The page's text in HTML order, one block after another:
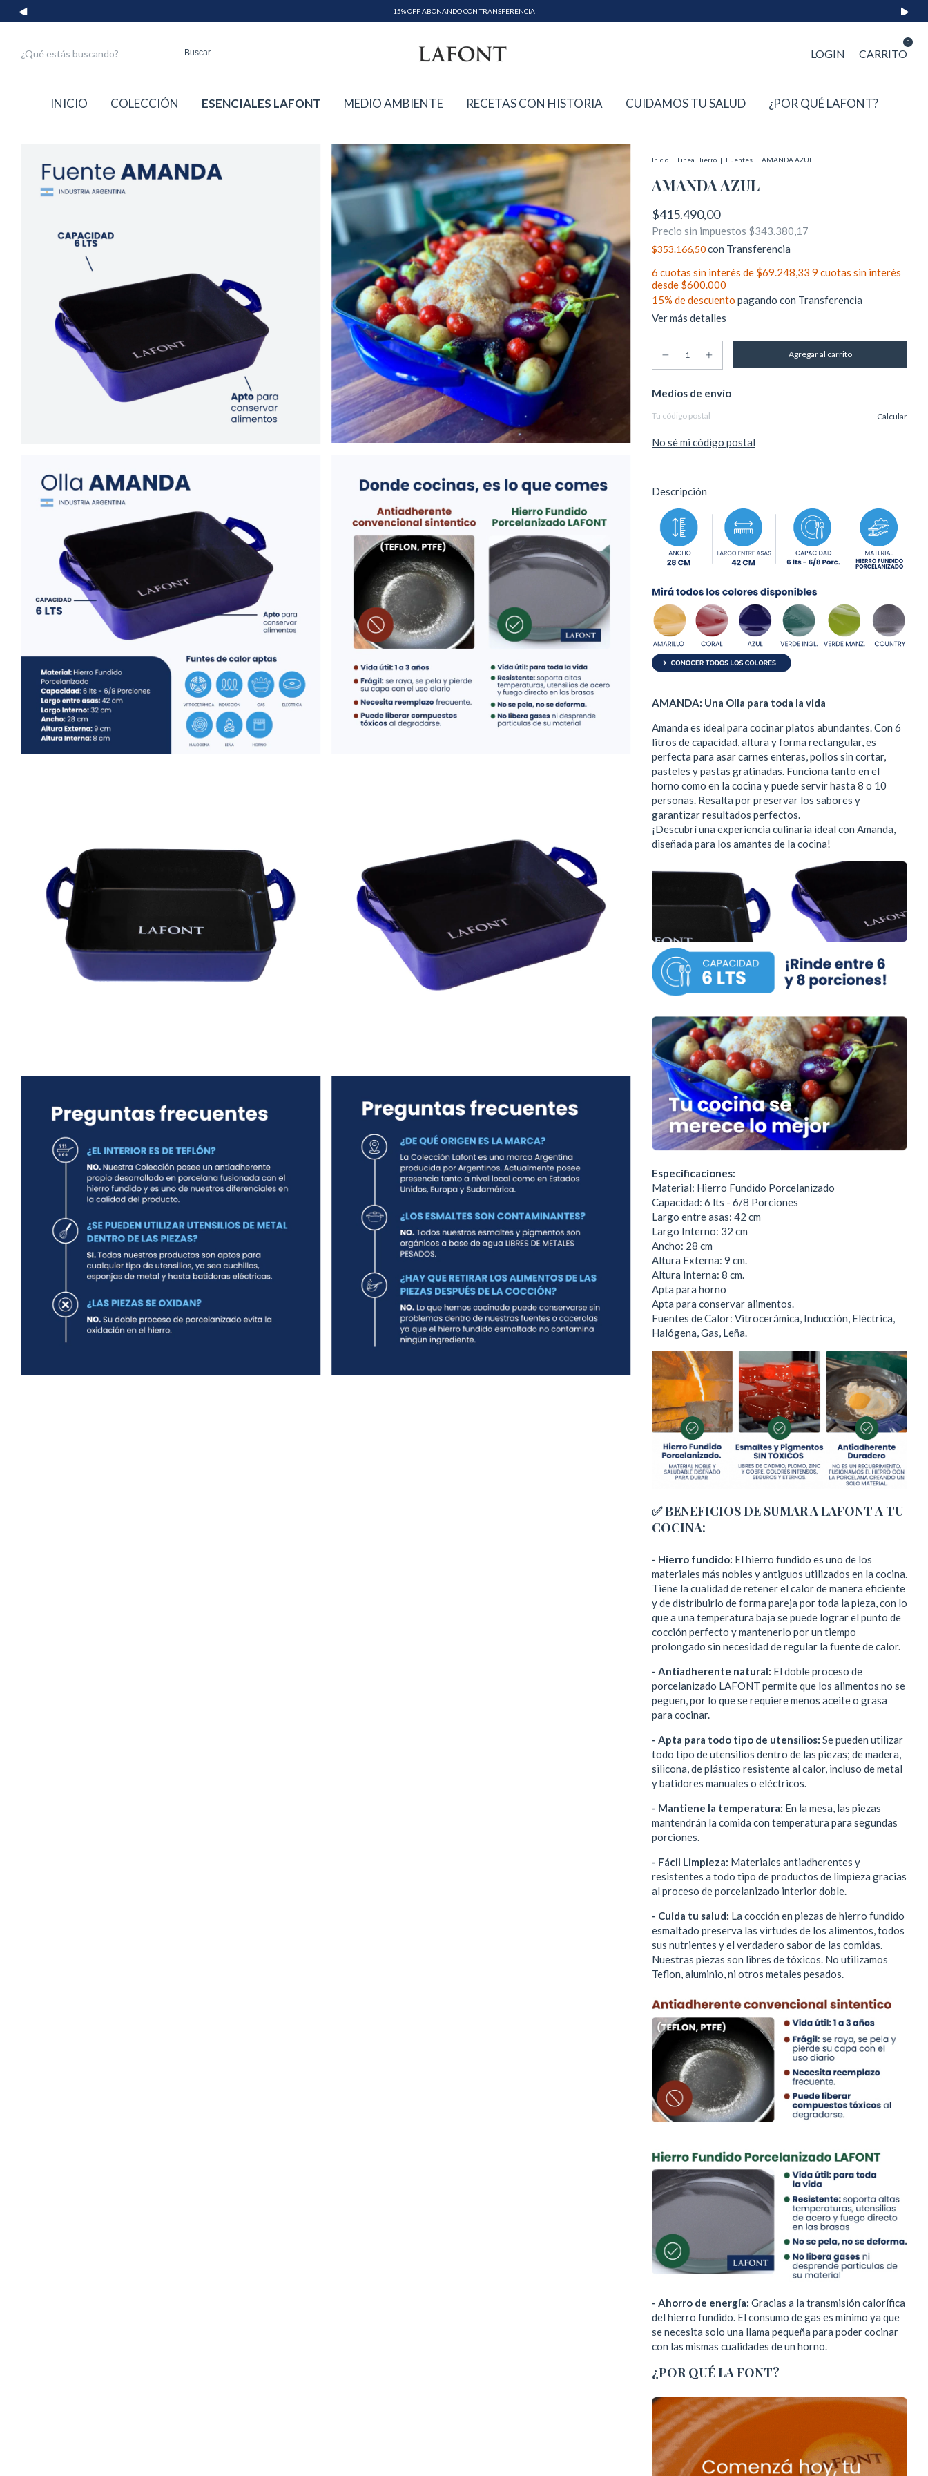
15% OFF ABONANDO CON TRANSFERENCIA
Buscar LOGIN CARRITO
0
INICIO COLECCIÓN ESENCIALES LAFONT MEDIO AMBIENTE RECETAS CON HISTORIA CUIDAMOS TU SALUD ¿POR QUÉ LAFONT?
Inicio | Linea Hierro | Fuentes | AMANDA AZUL
AMANDA AZUL
$415.490,00
Precio sin impuestos $343.380,17
$353.166,50con Transferencia
6 cuotas sin interés de $69.248,33
15% de descuento pagando con Transferencia
Ver más detalles
Entregas para el CP:
Medios de envío
Calcular
No sé mi código postal
Descripción
AMANDA: Una Olla para toda la vida
Amanda es ideal para cocinar platos abundantes. Con 6
litros de capacidad, altura y forma rectangular, es
perfecta para asar carnes enteras, pollos sin cortar,
pasteles y pastas gratinadas. Funciona tanto en el
horno como en la cocina y puede servir hasta 8 o 10
personas. Resalta por preservar los sabores y
garantizar resultados perfectos.
¡Descubrí una experiencia culinaria ideal con Amanda,
diseñada para los amantes de la cocina!
Especificaciones:
Material: Hierro Fundido Porcelanizado
Capacidad: 6 lts - 6/8 Porciones
Largo entre asas: 42 cm
Largo Interno: 32 cm
Ancho: 28 cm
Altura Externa: 9 cm.
Altura Interna: 8 cm.
Apta para horno
Apta para conservar alimentos.
Fuentes de Calor: Vitrocerámica, Inducción, Eléctrica,
Halógena, Gas, Leña.
✅BENEFICIOS DE SUMAR A LAFONT A TU
COCINA:
- Hierro fundido: El hierro fundido es uno de los
materiales más nobles y antiguos utilizados en la cocina.
Tiene la cualidad de retener el calor de manera eficiente
y de distribuirlo de forma pareja por toda la pieza, con lo
que a una temperatura baja se puede lograr el punto de
cocción perfecto y mantenerlo por un tiempo
prolongado sin necesidad de regular la fuente de calor.
- Antiadherente natural: El doble proceso de
porcelanizado LAFONT permite que los alimentos no se
peguen, por lo que se requiere menos aceite o grasa
para cocinar.
- Apta para todo tipo de utensilios: Se pueden utilizar
todo tipo de utensilios dentro de las piezas; de madera,
silicona, de plástico resistente al calor, incluso de metal
y batidores manuales o eléctricos.
- Mantiene la temperatura: En la mesa, las piezas
mantendrán la comida con temperatura para segundas
porciones.
- Fácil Limpieza: Materiales antiadherentes y
resistentes a todo tipo de productos de limpieza gracias
al proceso de porcelanizado interior doble.
- Cuida tu salud: La cocción en piezas de hierro fundido
esmaltado preserva las virtudes de los alimentos, todos
sus nutrientes y el verdadero sabor de las comidas.
Nuestras piezas son libres de tóxicos. No utilizamos
Teflon, aluminio, ni otros metales pesados.
- Ahorro de energía: Gracias a la transmisión calorífica
del hierro fundido. El consumo de gas es mínimo ya que
se necesita solo una llama pequeña para poder cocinar
con las mismas cualidades de un horno.
¿POR QUÉ LA FONT?